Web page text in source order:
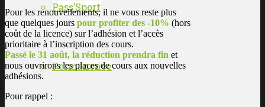
Pass’Sport
Permanence
Pour les renouvellements, il ne vous reste plus
que quelques jours pour profiter des -10% (hors
coût de la licence) sur l’adhésion et l’accès
prioritaire à l’inscription des cours.
Passé le 31 août, la réduction prendra fin et
nous ouvrirons les places de cours aux nouvelles
adhésions.
Pour rappel :